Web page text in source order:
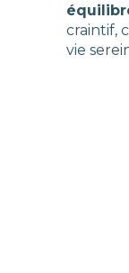
craintif,
vie